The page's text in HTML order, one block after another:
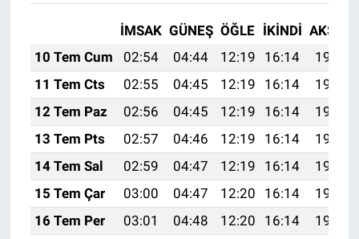
İMSAK GÜNEŞ ÖĞLE İKINDI AKŞAM
10 Tem Cum
02:54 04:44 12:19 16:14
19:44
11 Tem Cts
02:55 04:45 12:19 16:14
19:44
12 Tem Paz
02:56 04:45 12:19 16:14
19:43
13 Tem Pts
02:57 04:46 12:19 16:14
19:43
14 Tem Sal
02:59 04:47 12:19 16:14
19:42
15 Tem Çar
03:00 04:47 12:20 16:14
19:42
16 Tem Per
03:01 04:48 12:20 16:14
19:41